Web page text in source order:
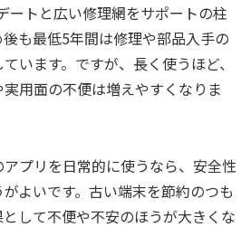
ートと広い修理網をサポートの柱
も最低5年間は修理や部品入手の
います。ですが、長く使うほど、
用面の不便は増えやすくなりま
プリを日常的に使うなら、安全性
よいです。古い端末を節約のつも
して不便や不安のほうが大きくな